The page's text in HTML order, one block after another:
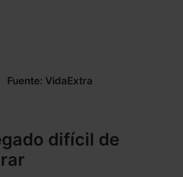
Fuente: VidaExtra
difícil de